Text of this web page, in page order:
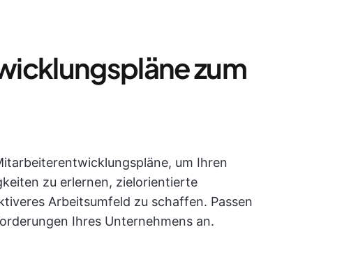
zum
um Ihren
zu erlernen, zielorientierte
Arbeitsumfeld zu schaffen. Passen
Ihres Unternehmens an.